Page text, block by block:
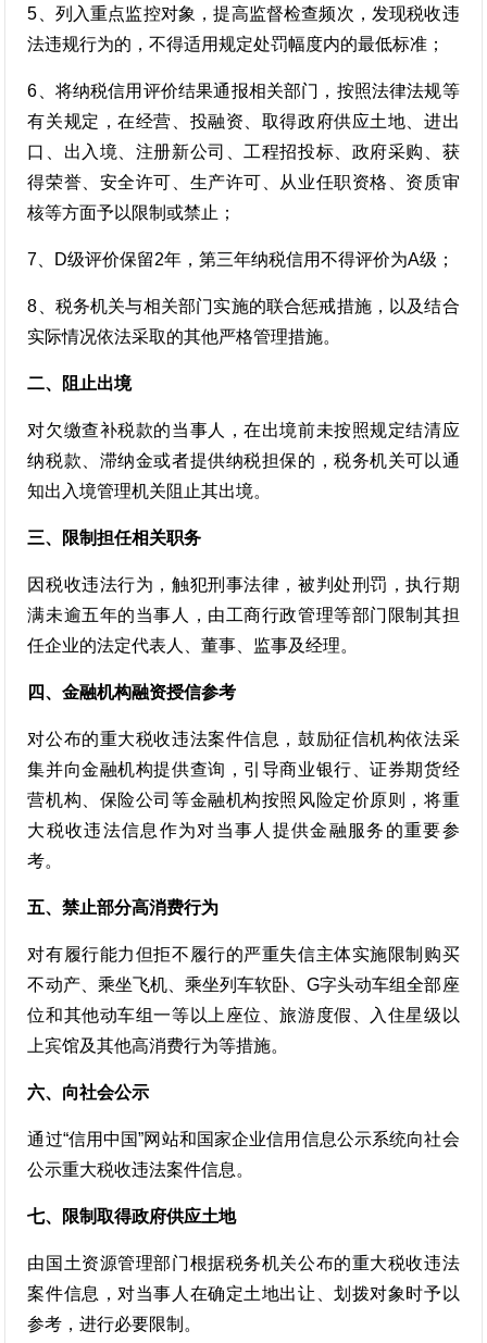
5、列入重点监控对象，提高监督检查频次，发现税收违
法违规行为的，不得适用规定处罚幅度内的最低标准；
6、将纳税信用评价结果通报相关部门，按照法律法规等
有关规定，在经营、投融资、取得政府供应土地、进出
口、出入境、注册新公司、工程招投标、政府采购、获
得荣誉、安全许可、生产许可、从业任职资格、资质审
核等方面予以限制或禁止；
7、D级评价保留2年，第三年纳税信用不得评价为A级；
8、税务机关与相关部门实施的联合惩戒措施，以及结合
实际情况依法采取的其他严格管理措施。
二、阻止出境
对欠缴查补税款的当事人，在出境前未按照规定结清应
纳税款、滞纳金或者提供纳税担保的，税务机关可以通
知出入境管理机关阻止其出境。
三、限制担任相关职务
因税收违法行为，触犯刑事法律，被判处刑罚，执行期
满未逾五年的当事人，由工商行政管理等部门限制其担
任企业的法定代表人、董事、监事及经理。
四、金融机构融资授信参考
对公布的重大税收违法案件信息，鼓励征信机构依法采
集并向金融机构提供查询，引导商业银行、证券期货经
营机构、保险公司等金融机构按照风险定价原则，将重
大税收违法信息作为对当事人提供金融服务的重要参
考。
五、禁止部分高消费行为
对有履行能力但拒不履行的严重失信主体实施限制购买
不动产、乘坐飞机、乘坐列车软卧、G字头动车组全部座
位和其他动车组一等以上座位、旅游度假、入住星级以
上宾馆及其他高消费行为等措施。
六、向社会公示
通过“信用中国”网站和国家企业信用信息公示系统向社会
公示重大税收违法案件信息。
七、限制取得政府供应土地
由国土资源管理部门根据税务机关公布的重大税收违法
案件信息，对当事人在确定土地出让、划拨对象时予以
参考，进行必要限制。